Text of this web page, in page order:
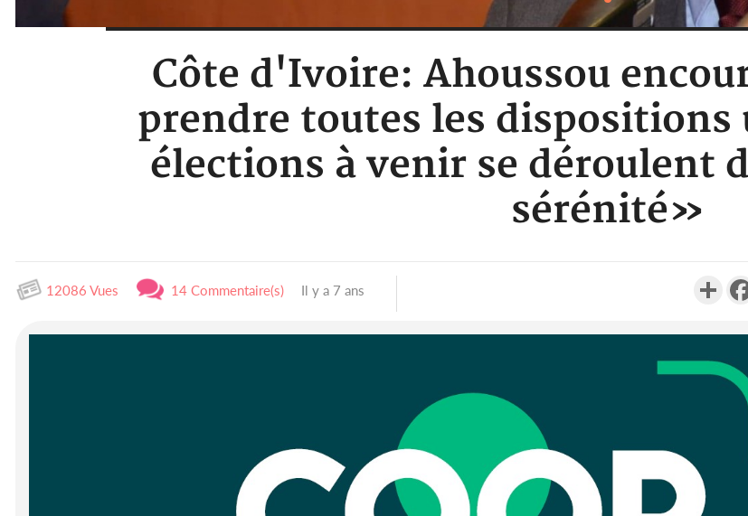
Côte d'Ivoire: Ahoussou
prendre toutes les dispositions
élections à venir se déroulent
sérénité»
12086 Vues 14 Commentaire(s) Il y a 7 ans